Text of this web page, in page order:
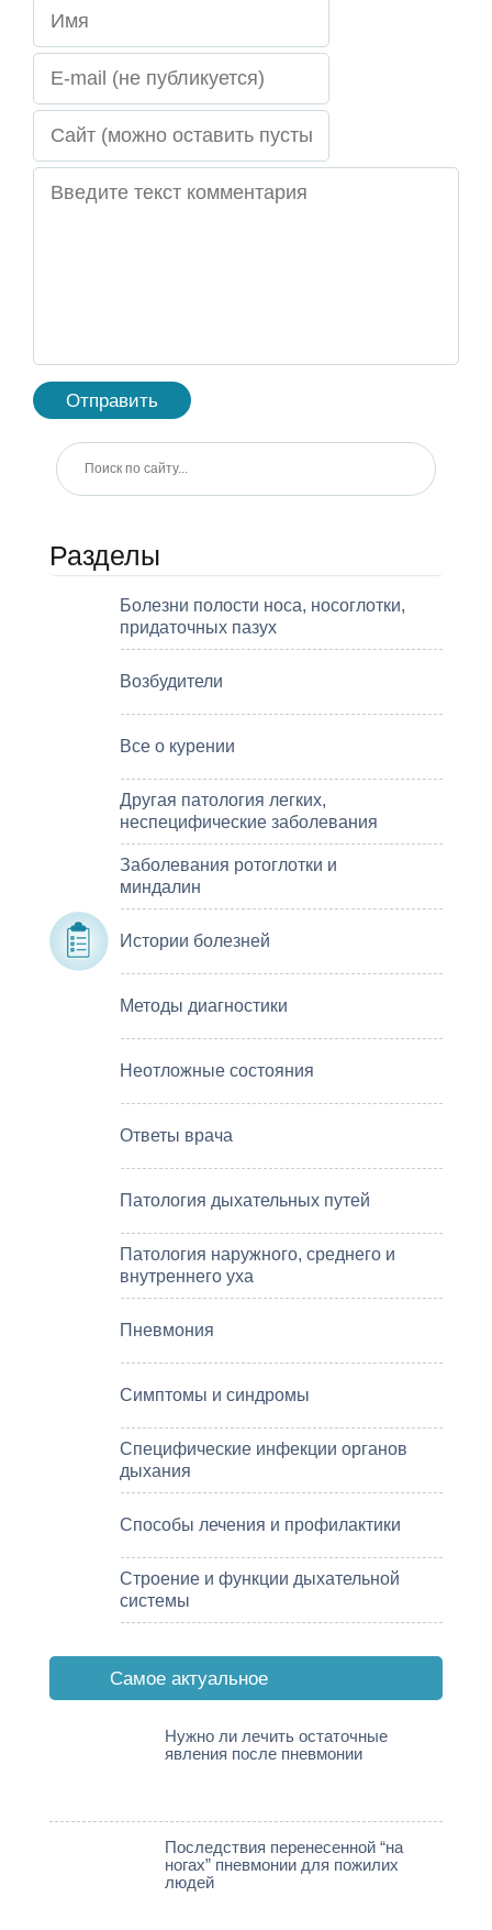
Разделы
Болезни полости носа, носоглотки,
придаточных пазух
Возбудители
Все о курении
Другая патология легких,
неспецифические заболевания
Заболевания ротоглотки и
миндалин
Истории болезней
Методы диагностики
Неотложные состояния
Ответы врача
Патология дыхательных путей
Патология наружного, среднего и
внутреннего уха
Пневмония
Симптомы и синдромы
Специфические инфекции органов
дыхания
Способы лечения и профилактики
Строение и функции дыхательной
системы
Cамое актуальное
Нужно ли лечить остаточные
явления после пневмонии
Последствия перенесенной “на
ногах” пневмонии для пожилих
людей